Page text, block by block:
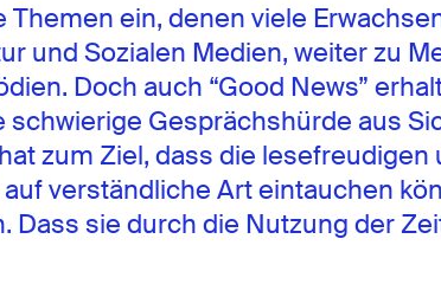
ein, denen viele
und Sozialen Medien, weiter zu
Doch auch “Good News”
Gesprächshürde aus
zum Ziel, dass die
verständliche Art eintauchen
sie durch die Nutzung der